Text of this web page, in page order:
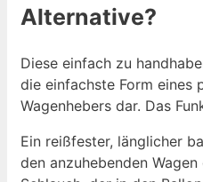
Alternative?
Diese einfach zu
die einfachste Form eines
Wagenhebers dar. Das
Ein reißfester, länglicher
den anzuhebenden